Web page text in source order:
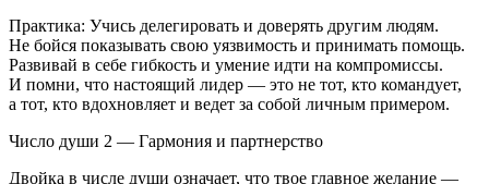
Практика: Учись делегировать и доверять другим людям.
Не бойся показывать свою уязвимость и принимать помощь.
Развивай в себе гибкость и умение идти на компромиссы.
И помни, что настоящий лидер — это не тот, кто командует,
а тот, кто вдохновляет и ведет за собой личным примером.
Число души 2 — Гармония и партнерство
Двойка в числе души означает, что твое главное желание —